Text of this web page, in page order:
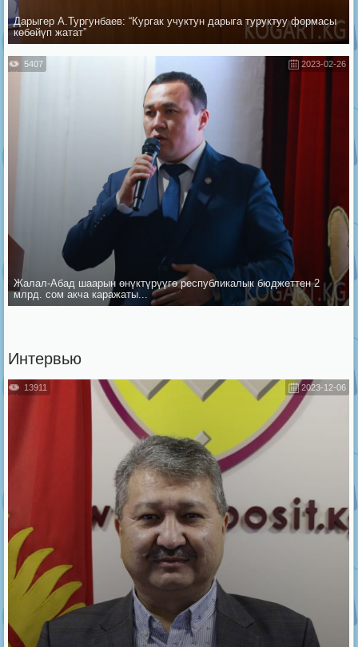
Дарыгер А.Тургунбаев: “Кургак учуктун дарыга туруктуу формасы
көбөйүп жатат”
2023-02-26
5407
Жалал-Абад шаарын ѳнүктүрүүгѳ республикалык бюджеттен 2
млрд. сом акча каражаты...
Интервью
2023-12-06
13911